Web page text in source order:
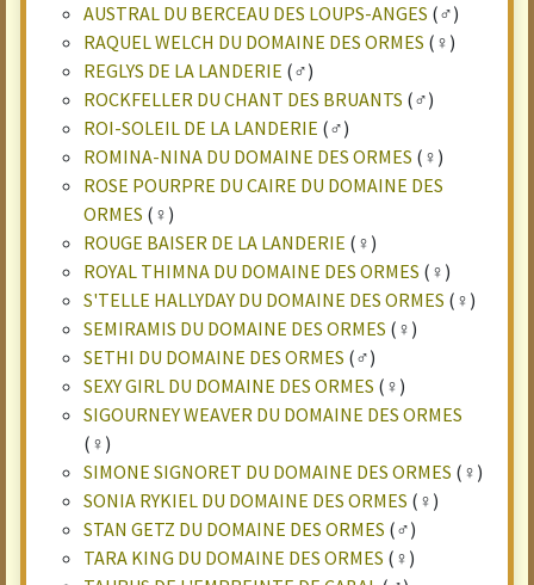
AUSTRAL DU BERCEAU DES LOUPS-ANGES (♂)
RAQUEL WELCH DU DOMAINE DES ORMES (♀)
REGLYS DE LA LANDERIE (♂)
ROCKFELLER DU CHANT DES BRUANTS (♂)
ROI-SOLEIL DE LA LANDERIE (♂)
ROMINA-NINA DU DOMAINE DES ORMES (♀)
ROSE POURPRE DU CAIRE DU DOMAINE DES
ORMES (♀)
ROUGE BAISER DE LA LANDERIE (♀)
ROYAL THIMNA DU DOMAINE DES ORMES (♀)
S'TELLE HALLYDAY DU DOMAINE DES ORMES (♀)
SEMIRAMIS DU DOMAINE DES ORMES (♀)
SETHI DU DOMAINE DES ORMES (♂)
SEXY GIRL DU DOMAINE DES ORMES (♀)
SIGOURNEY WEAVER DU DOMAINE DES ORMES
(♀)
SIMONE SIGNORET DU DOMAINE DES ORMES (♀)
SONIA RYKIEL DU DOMAINE DES ORMES (♀)
STAN GETZ DU DOMAINE DES ORMES (♂)
TARA KING DU DOMAINE DES ORMES (♀)